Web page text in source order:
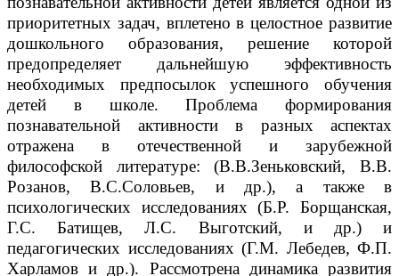
приоритетных задач, вплетено в целостное развитие
дошкольного образования, решение которой
предопределяет дальнейшую эффективность
необходимых предпосылок успешного обучения
детей в школе. Проблема формирования
познавательной активности в разных аспектах
отражена в отечественной и зарубежной
философской литературе: (В.В.Зеньковский, В.В.
Розанов, В.С.Соловьев, и др.), а также в
психологических исследованиях (Б.Р. Борщанская,
Г.С. Батищев, Л.С. Выготский, и др.) и
педагогических исследованиях (Г.М. Лебедев, Ф.П.
Харламов и др.). Рассмотрена динамика развития